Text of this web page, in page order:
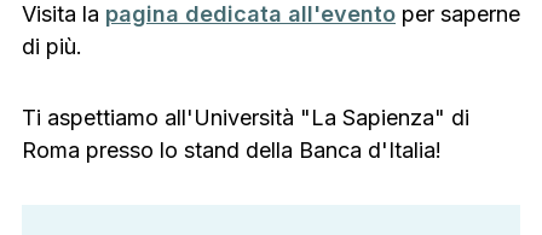
Visita la pagina dedicata all'evento per saperne
di più.
Ti aspettiamo all'Università "La Sapienza" di
Roma presso lo stand della Banca d'Italia!